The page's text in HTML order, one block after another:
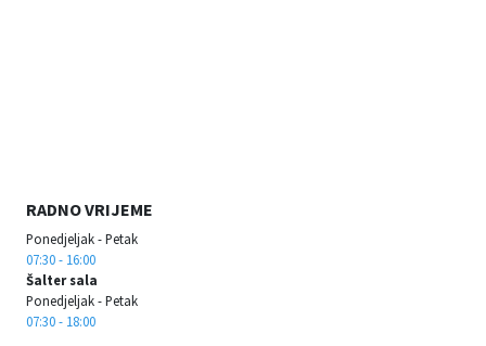
RADNO VRIJEME
Ponedjeljak - Petak
07:30 - 16:00
Šalter sala
Ponedjeljak - Petak
07:30 - 18:00